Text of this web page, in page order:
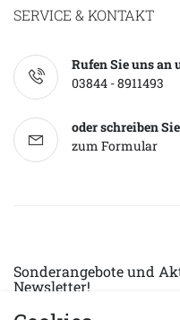
SERVICE & KONTAKT
Rufen Sie uns an
03844 - 8911493
oder schreiben
zum Formular
Sonderangebote und
Newsletter!